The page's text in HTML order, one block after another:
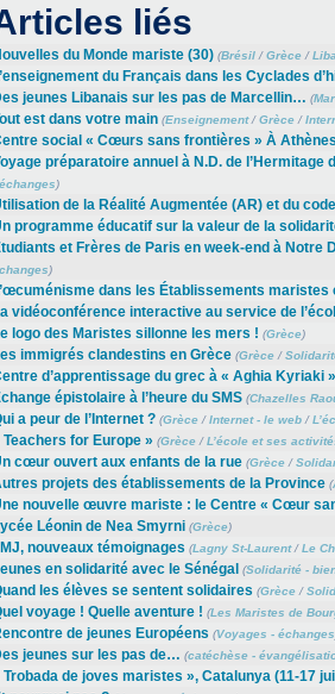
liés
du Monde mariste (30) (Brésil/Grèce/
du Français dans les Cyclades
jeunes Libanais sur les pas de Marcellin… (
est dans votre main (Enseignement/Grèce/
social « Cœurs sans frontières » À Athènes
préparatoire annuel à N.D. de l’Hermitage
)
de la Réalité Augmentée (AR) et du
programme éducatif sur la valeur de la
et Frères de Paris en week-end à Notre
)
dans les Établissements maristes
vidéoconférence interactive au service de
logo des Maristes sillonne les mers ! (Grèce)
immigrés clandestins en Grèce (Grèce/
d’apprentissage du grec à « Aghia Kyriaki »
épistolaire à l’heure du SMS (Chazelles
a peur de l’Internet ? (Grèce/Internet - le web/
Teachers for Europe » (Grèce/L’école et ses
cœur ouvert aux enfants de la rue (Grèce/
projets des établissements de la Province (
nouvelle œuvre mariste : le Centre « Cœur
Léonin de Nea Smyrni (Grèce)
nouveaux témoignages (Lagny St-Laurent/Le
en solidarité avec le Sénégal (Solidarité -
les élèves se sentent solidaires (Grèce/
voyage ! Quelle aventure ! (Les Maristes de
de jeunes Européens (Voyages - échanges
jeunes sur les pas de… (catéchèse -
Trobada de joves maristes », Catalunya (11-17